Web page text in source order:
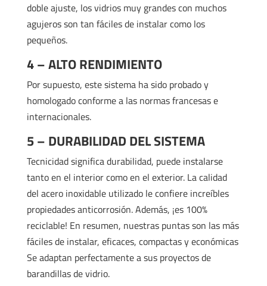
doble ajuste, los vidrios muy grandes con muchos
agujeros son tan fáciles de instalar como los
pequeños.
4 – ALTO RENDIMIENTO
Por supuesto, este sistema ha sido probado y
homologado conforme a las normas francesas e
internacionales.
5 – DURABILIDAD DEL SISTEMA
Tecnicidad significa durabilidad, puede instalarse
tanto en el interior como en el exterior. La calidad
del acero inoxidable utilizado le confiere increíbles
propiedades anticorrosión. Además, ¡es 100%
reciclable! En resumen, nuestras puntas son las más
fáciles de instalar, eficaces, compactas y económicas
Se adaptan perfectamente a sus proyectos de
barandillas de vidrio.